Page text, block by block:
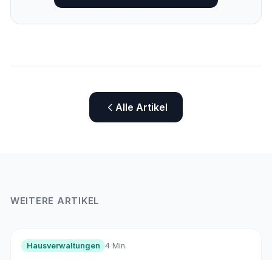
Alle Artikel
WEITERE ARTIKEL
Hausverwaltungen 4 Min.